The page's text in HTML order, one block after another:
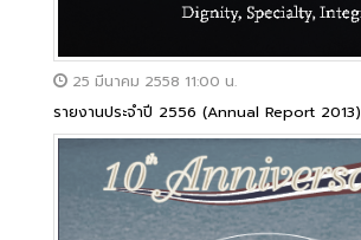
25 มีนาคม 2558 11:00 น.
รายงานประจำปี 2556 (Annual Report 2013)